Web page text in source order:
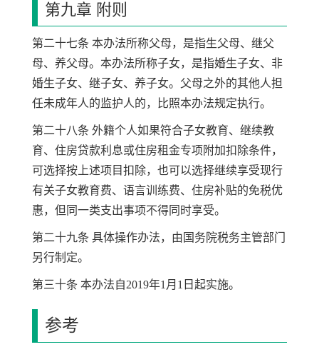
第九章 附则
第二十七条 本办法所称父母，是指生父母、继父
母、养父母。本办法所称子女，是指婚生子女、非
婚生子女、继子女、养子女。父母之外的其他人担
任未成年人的监护人的，比照本办法规定执行。
第二十八条 外籍个人如果符合子女教育、继续教
育、住房贷款利息或住房租金专项附加扣除条件，
可选择按上述项目扣除，也可以选择继续享受现行
有关子女教育费、语言训练费、住房补贴的免税优
惠，但同一类支出事项不得同时享受。
第二十九条 具体操作办法，由国务院税务主管部门
另行制定。
第三十条 本办法自2019年1月1日起实施。
参考